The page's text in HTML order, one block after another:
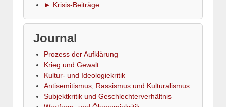
► Krisis-Beiträge
Journal
Prozess der Aufklärung
Krieg und Gewalt
Kultur- und Ideologiekritik
Antisemitismus, Rassismus und Kulturalismus
Subjektkritik und Geschlechterverhältnis